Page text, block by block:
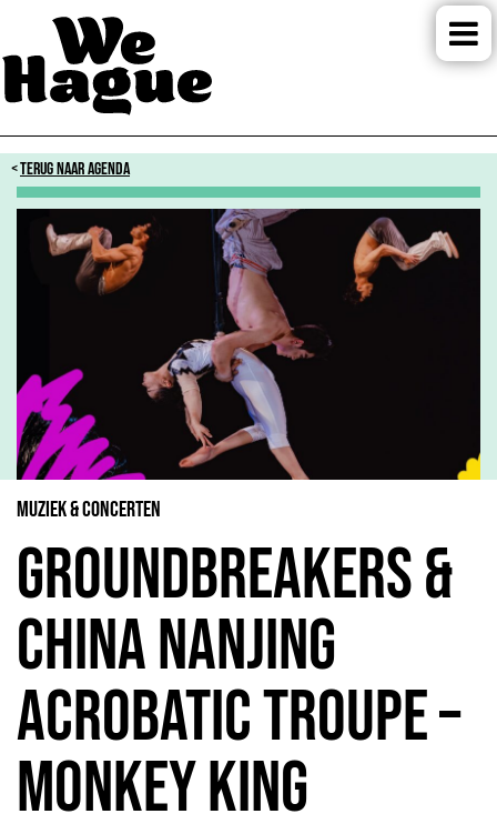
TERUG NAAR AGENDA
Muziek & Concerten
Groundbreakers &
China Nanjing
Acrobatic Troupe –
Monkey King